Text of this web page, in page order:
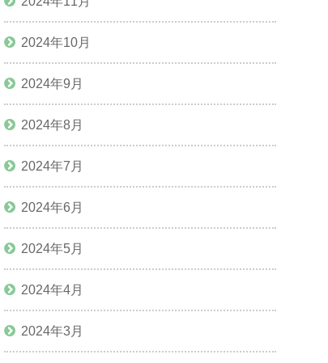
2024年10月
2024年9月
2024年8月
2024年7月
2024年6月
2024年5月
2024年4月
2024年3月